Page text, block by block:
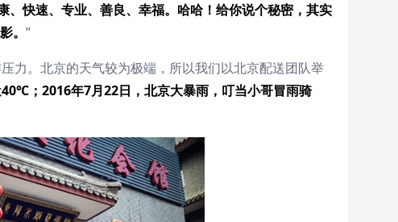
快速、专业、善良、幸福。 哈哈！给你说个秘密，其实
。 ”
力。北京的天气较为极端，所以我们以北京配送团队举
；2016年7月22日，北京大暴雨，叮当小哥冒雨骑